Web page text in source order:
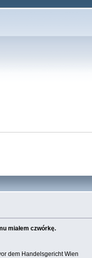
miałem czwórkę.
dem Handelsgericht Wien